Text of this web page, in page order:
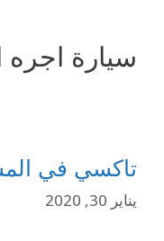
سيارة اجره
تاكسي في
يناير 30, 2020